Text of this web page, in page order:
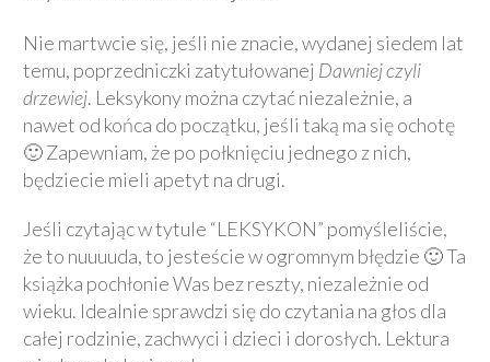
Nie martwcie się, jeśli nie znacie, wydanej siedem lat
temu, poprzedniczki zatytułowanej Dawniej czyli
drzewiej. Leksykony można czytać niezależnie, a
nawet od końca do początku, jeśli taką ma się ochotę
🙂 Zapewniam, że po połknięciu jednego z nich,
będziecie mieli apetyt na drugi.
Jeśli czytając w tytule “LEKSYKON” pomyśleliście,
że to nuuuuda, to jesteście w ogromnym błędzie 🙂 Ta
książka pochłonie Was bez reszty, niezależnie od
wieku. Idealnie sprawdzi się do czytania na głos dla
całej rodzinie, zachwyci i dzieci i dorosłych. Lektura